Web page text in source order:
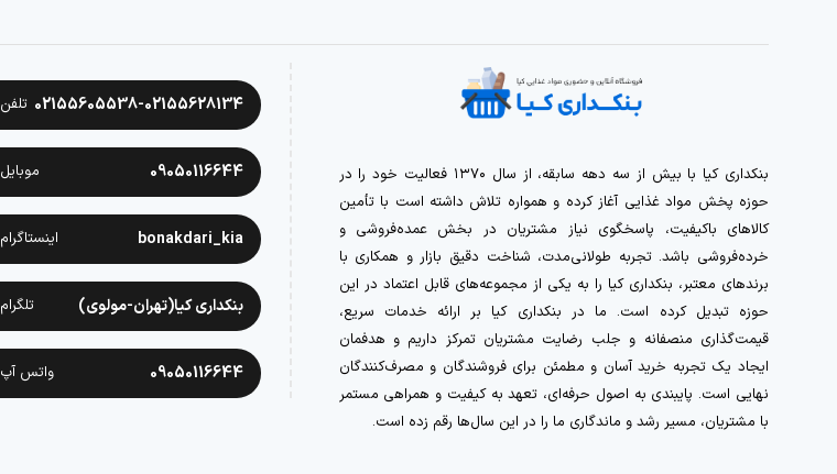
بنکداری کیا با بیش از سه دهه سابقه، از سال ۱۳۷۰ فعالیت خود را در
حوزه پخش مواد غذایی آغاز کرده و همواره تلاش داشته است با تأمین
کالاهای باکیفیت، پاسخگوی نیاز مشتریان در بخش عمده‌فروشی و
خرده‌فروشی باشد. تجربه طولانی‌مدت، شناخت دقیق بازار و همکاری با
برندهای معتبر، بنکداری کیا را به یکی از مجموعه‌های قابل اعتماد در این
حوزه تبدیل کرده است. ما در بنکداری کیا بر ارائه خدمات سریع،
قیمت‌گذاری منصفانه و جلب رضایت مشتریان تمرکز داریم و هدفمان
ایجاد یک تجربه خرید آسان و مطمئن برای فروشندگان و مصرف‌کنندگان
نهایی است. پایبندی به اصول حرفه‌ای، تعهد به کیفیت و همراهی مستمر
با مشتریان، مسیر رشد و ماندگاری ما را در این سال‌ها رقم زده است.
02155605538-02155628134 تلفن
09050116644 موبایل
bonakdari_kia اینستاگرام
بنکداری کیا(تهران-مولوی) تلگرام
09050116644 واتس آپ